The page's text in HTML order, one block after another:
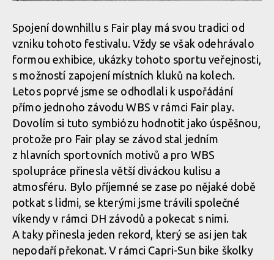
Spojení downhillu s Fair play má svou tradici od
vzniku tohoto festivalu. Vždy se však odehrávalo
formou exhibice, ukázky tohoto sportu veřejnosti,
s možností zapojení místních kluků na kolech.
Letos poprvé jsme se odhodlali k uspořádání
přímo jednoho závodu WBS v rámci Fair play.
Dovolím si tuto symbiózu hodnotit jako úspěšnou,
protože pro Fair play se závod stal jedním
z hlavních sportovních motivů a pro WBS
spolupráce přinesla větší diváckou kulisu a
atmosféru. Bylo příjemné se zase po nějaké době
potkat s lidmi, se kterými jsme trávili společné
víkendy v rámci DH závodů a pokecat s nimi.
A taky přinesla jeden rekord, který se asi jen tak
nepodaří překonat. V rámci Capri-Sun bike školky